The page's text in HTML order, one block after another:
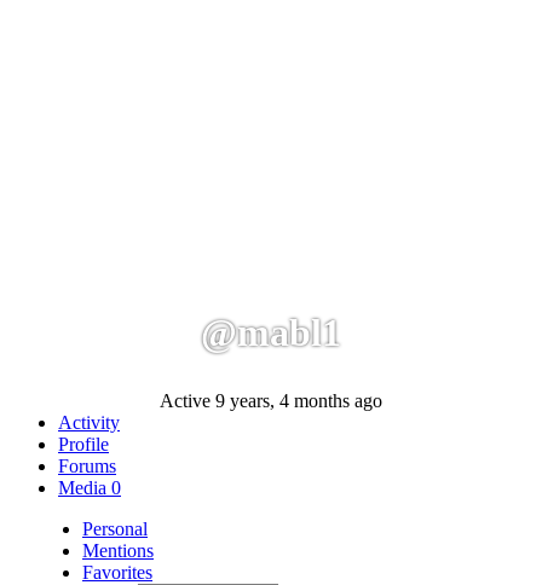
@mabl1
Active 9 years, 4 months ago
Activity
Profile
Forums
Media 0
Personal
Mentions
Favorites